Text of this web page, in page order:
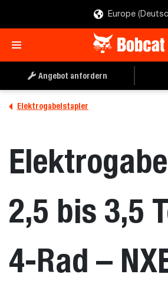
Europe
Angebot anfordern
Elektrogabelstapler
2,5 bis 3,5
4-Rad –